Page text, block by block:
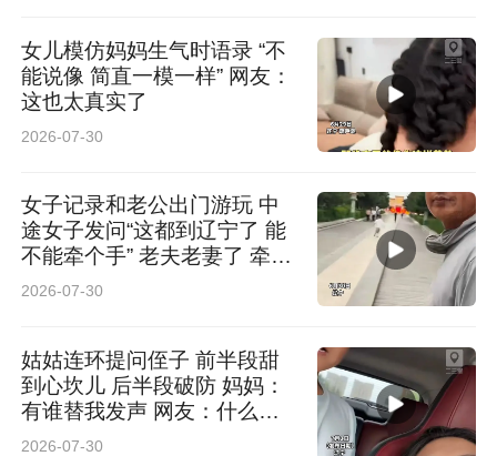
女儿模仿妈妈生气时语录 “不
能说像 简直一模一样” 网友：
这也太真实了
2026-07-30
女子记录和老公出门游玩 中
途女子发问“这都到辽宁了 能
不能牵个手” 老夫老妻了 牵手
后相视大笑 网友：你俩笑的
2026-07-30
姑姑连环提问侄子 前半段甜
到心坎儿 后半段破防 妈妈：
有谁替我发声 网友：什么暖
壶
2026-07-30